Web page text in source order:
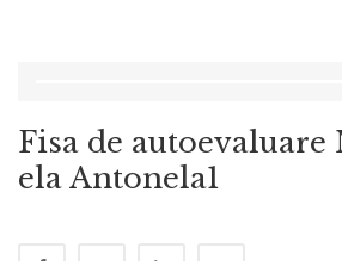
Fisa de
ela Antonela1